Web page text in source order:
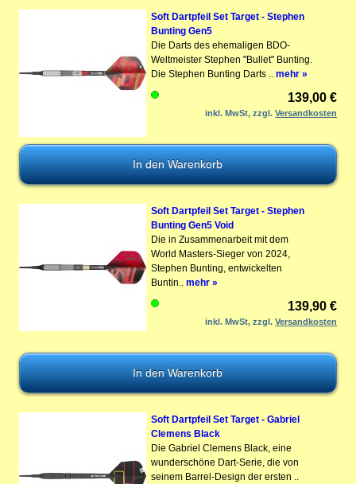
Soft Dartpfeil Set Target - Stephen
Bunting Gen5
Die Darts des ehemaligen BDO-
Weltmeister Stephen "Bullet" Bunting.
Die Stephen Bunting Darts .. mehr »
139,00 €
inkl. MwSt, zzgl.Versandkosten
Soft Dartpfeil Set Target - Stephen
Bunting Gen5 Void
Die in Zusammenarbeit mit dem
World Masters-Sieger von 2024,
Stephen Bunting, entwickelten
Buntin.. mehr »
139,90 €
inkl. MwSt, zzgl.Versandkosten
Soft Dartpfeil Set Target - Gabriel
Clemens Black
Die Gabriel Clemens Black, eine
wunderschöne Dart-Serie, die von
seinem Barrel-Design der ersten ..